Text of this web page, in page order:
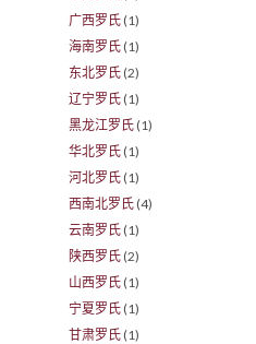
广西罗氏 (1)
海南罗氏 (1)
东北罗氏 (2)
辽宁罗氏 (1)
黑龙江罗氏 (1)
华北罗氏 (1)
河北罗氏 (1)
西南北罗氏 (4)
云南罗氏 (1)
陕西罗氏 (2)
山西罗氏 (1)
宁夏罗氏 (1)
甘肃罗氏 (1)